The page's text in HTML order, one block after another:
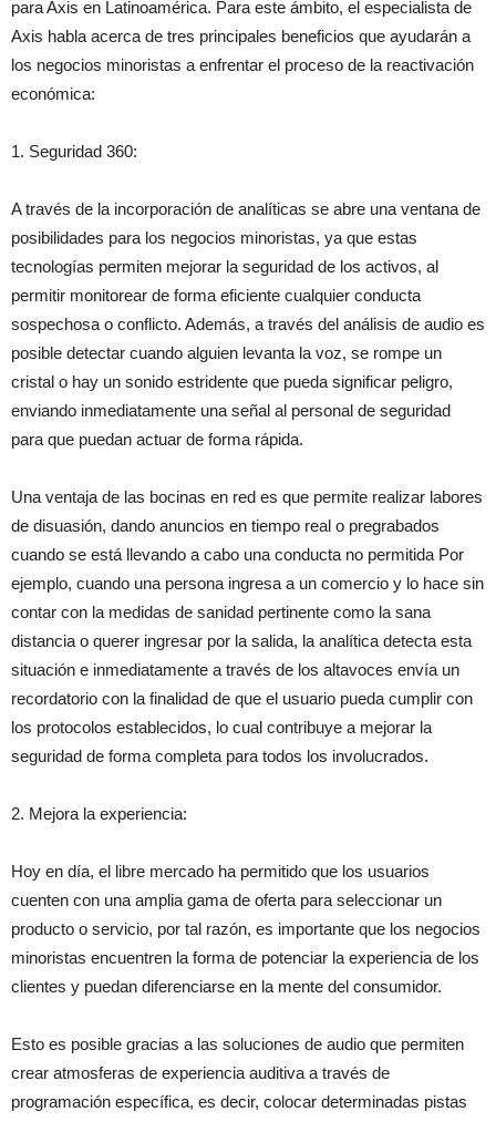
para Axis en Latinoamérica. Para este ámbito, el especialista de
Axis habla acerca de tres principales beneficios que ayudarán a
los negocios minoristas a enfrentar el proceso de la reactivación
económica:
1. Seguridad 360:
A través de la incorporación de analíticas se abre una ventana de
posibilidades para los negocios minoristas, ya que estas
tecnologías permiten mejorar la seguridad de los activos, al
permitir monitorear de forma eficiente cualquier conducta
sospechosa o conflicto. Además, a través del análisis de audio es
posible detectar cuando alguien levanta la voz, se rompe un
cristal o hay un sonido estridente que pueda significar peligro,
enviando inmediatamente una señal al personal de seguridad
para que puedan actuar de forma rápida.
Una ventaja de las bocinas en red es que permite realizar labores
de disuasión, dando anuncios en tiempo real o pregrabados
cuando se está llevando a cabo una conducta no permitida Por
ejemplo, cuando una persona ingresa a un comercio y lo hace sin
contar con la medidas de sanidad pertinente como la sana
distancia o querer ingresar por la salida, la analítica detecta esta
situación e inmediatamente a través de los altavoces envía un
recordatorio con la finalidad de que el usuario pueda cumplir con
los protocolos establecidos, lo cual contribuye a mejorar la
seguridad de forma completa para todos los involucrados.
2. Mejora la experiencia:
Hoy en día, el libre mercado ha permitido que los usuarios
cuenten con una amplia gama de oferta para seleccionar un
producto o servicio, por tal razón, es importante que los negocios
minoristas encuentren la forma de potenciar la experiencia de los
clientes y puedan diferenciarse en la mente del consumidor.
Esto es posible gracias a las soluciones de audio que permiten
crear atmosferas de experiencia auditiva a través de
programación específica, es decir, colocar determinadas pistas